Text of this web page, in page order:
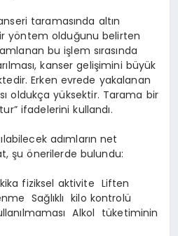
taramasında altın
yöntem olduğunu belirten
bu işlem sırasında
kanser gelişimini büyük
Erken evrede yakalanan
oldukça yüksektir. Tarama bir
ifadelerini kullandı.
adımların net
şu önerilerde bulundu:
fiziksel aktivite Liften
Sağlıklı kilo kontrolü
Alkol tüketiminin